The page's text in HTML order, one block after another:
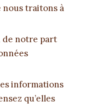
nous traitons à
de notre part
informations
qu’elles